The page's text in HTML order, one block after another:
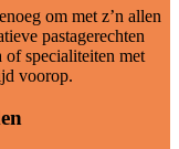
om met z’n allen
pastagerechten
of specialiteiten met
voorop.